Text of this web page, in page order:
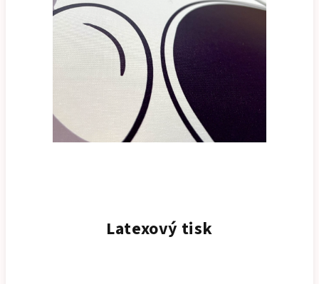
Latexový tisk